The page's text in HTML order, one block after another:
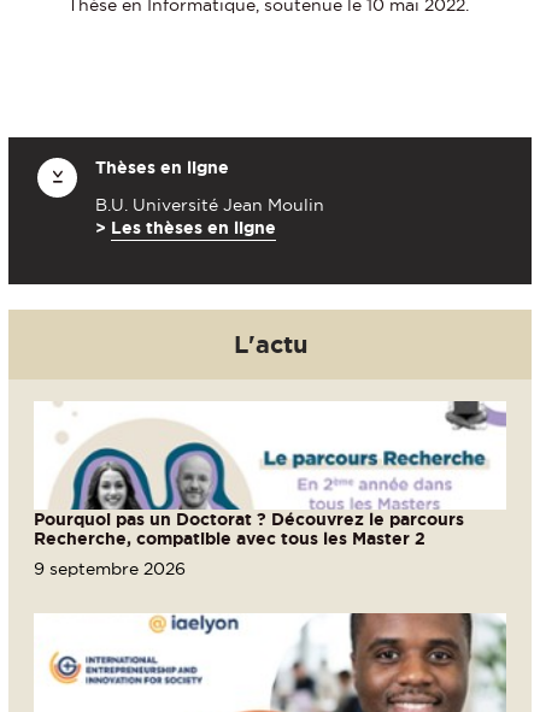
Thèse en Informatique, soutenue le 10 mai 2022.
Thèses en ligne
B.U. Université Jean Moulin
> Les thèses en ligne
L'actu
Pourquoi pas un Doctorat ? Découvrez le parcours
Recherche, compatible avec tous les Master 2
9 septembre 2026